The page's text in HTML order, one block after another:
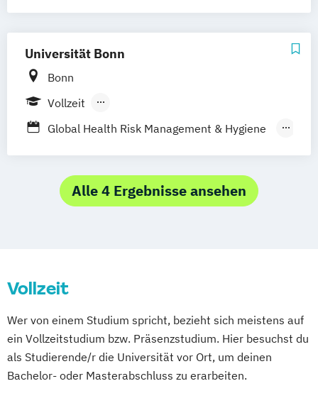
Molekulare Biomedizin
Universität Bonn
Bonn
Vollzeit
Berufsbegleitendes Präsenzstudium
Global Health Risk Management & Hygiene
Molekulare Biomedizin Psychologie
Zahnmedizin
Alle 4 Ergebnisse ansehen
Vollzeit
Wer von einem Studium spricht, bezieht sich meistens auf
ein Vollzeitstudium bzw. Präsenzstudium. Hier besuchst du
als Studierende/r die Universität vor Ort, um deinen
Bachelor- oder Masterabschluss zu erarbeiten.